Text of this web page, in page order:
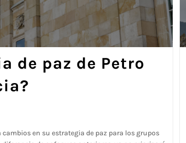
de paz de Petro
en su estrategia de paz para los grupos